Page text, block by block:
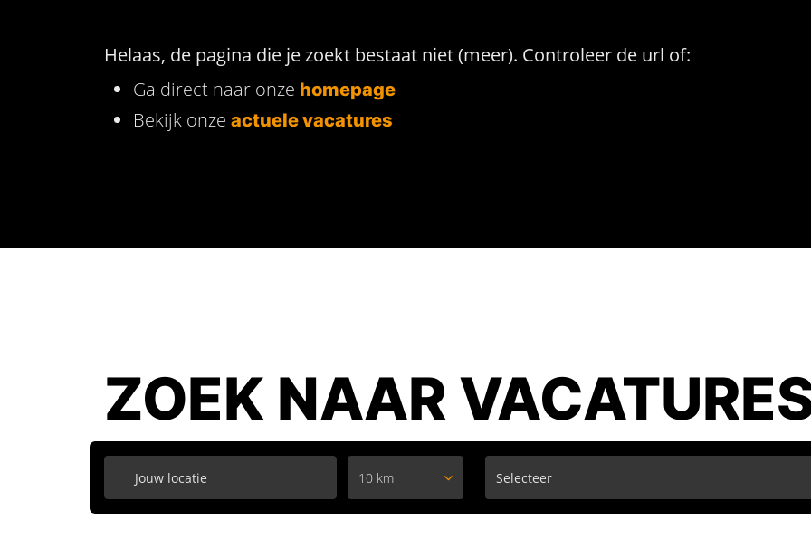
Helaas, de pagina die je zoekt bestaat niet (meer). Controleer de url of:
Ga direct naar onze homepage
Bekijk onze actuele vacatures
ZOEK NAAR
10 km